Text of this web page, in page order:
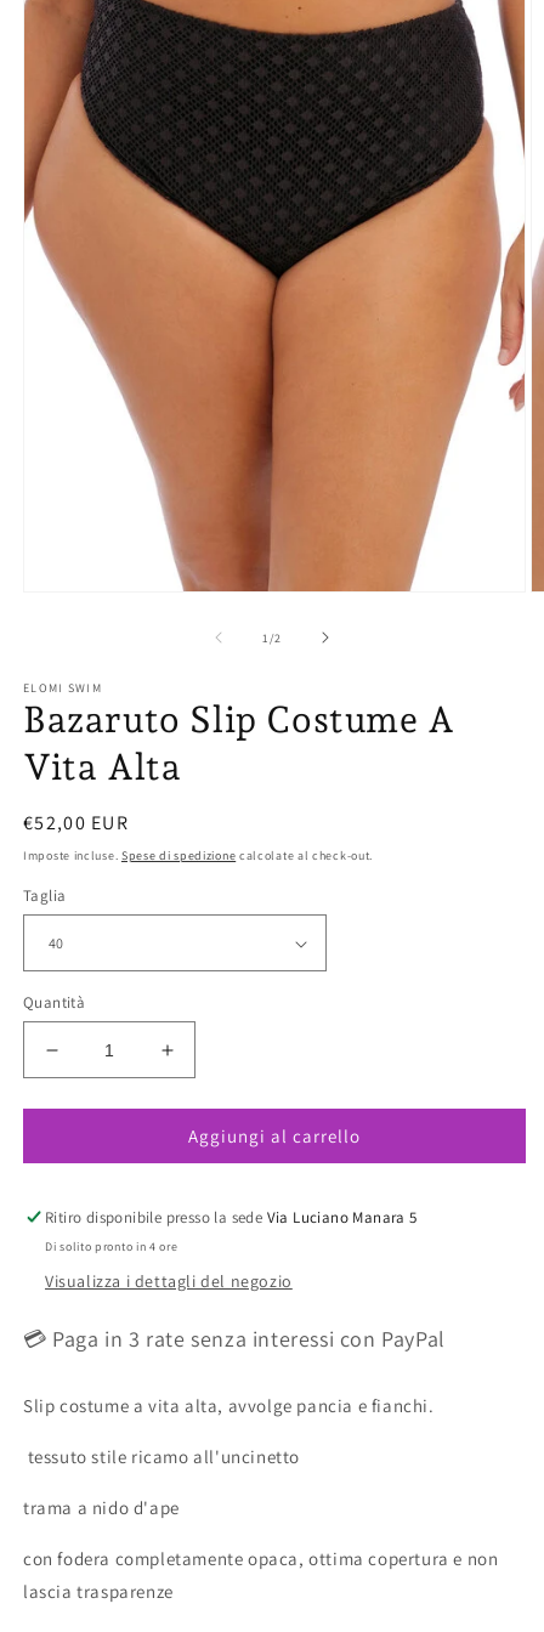
finestra
modale
1/su2
ELOMI SWIM
Bazaruto Slip Costume A
Vita Alta
Prezzo
di
€52,00 EUR
Imposte incluse. Spese di spedizione calcolate al check-out.
Taglia
Quantità
Diminuisci
quantità
per
Slip
A
Vita
Aumenta
quantità
per
Bazaruto
Slip
A
Vita
Aggiungi al carrello
Ritiro disponibile presso la sede Via Luciano Manara 5
Di solito pronto in 4 ore
Visualizza i dettagli del negozio
💳 Paga in 3 rate senza interessi con PayPal
Slip costume a vita alta, avvolge pancia e fianchi.
tessuto stile ricamo all'uncinetto
trama a nido d'ape
con fodera completamente opaca, ottima copertura e non
lascia trasparenze